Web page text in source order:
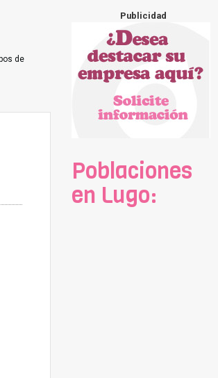
de
Publicidad
Poblaciones
en Lugo: